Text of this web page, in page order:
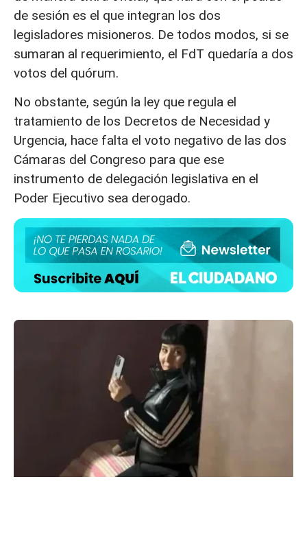
de sesión es el que integran los dos
legisladores misioneros. De todos modos, si se
sumaran al requerimiento, el FdT quedaría a dos
votos del quórum.
No obstante, según la ley que regula el
tratamiento de los Decretos de Necesidad y
Urgencia, hace falta el voto negativo de las dos
Cámaras del Congreso para que ese
instrumento de delegación legislativa en el
Poder Ejecutivo sea derogado.